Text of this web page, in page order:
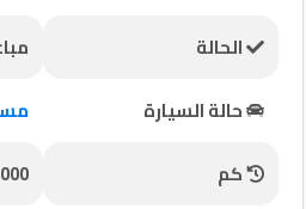
مميزة
الحالة
حالة السيارة
كم